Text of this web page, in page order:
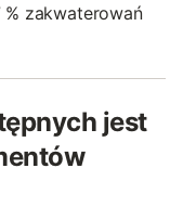
zakwaterowań
jest